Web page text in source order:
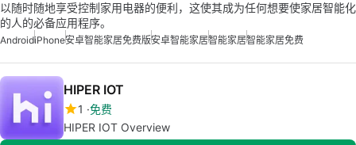
以随时随地享受控制家用电器的便利，这使其成为任何想要使家居智能化
的人的必备应用程序。
AndroidiPhone安卓智能家居免费版安卓智能家居智能家居智能家居免费
HIPER IOT
1 免费
HIPER IOT Overview